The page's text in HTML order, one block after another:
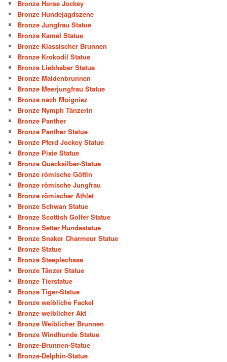
Bronze Horse Jockey
Bronze Hundejagdszene
Bronze Jungfrau Statue
Bronze Kamel Statue
Bronze Klassischer Brunnen
Bronze Krokodil Statue
Bronze Liebhaber Statue
Bronze Maidenbrunnen
Bronze Meerjungfrau Statue
Bronze nach Moigniez
Bronze Nymph Tänzerin
Bronze Panther
Bronze Panther Statue
Bronze Pferd Jockey Statue
Bronze Pixie Statue
Bronze Quecksilber-Statue
Bronze römische Göttin
Bronze römische Jungfrau
Bronze römischer Athlet
Bronze Schwan Statue
Bronze Scottish Golfer Statue
Bronze Setter Hundestatue
Bronze Snaker Charmeur Statue
Bronze Statue
Bronze Steeplechase
Bronze Tänzer Statue
Bronze Tierstatue
Bronze Tiger-Statue
Bronze weibliche Fackel
Bronze weiblicher Akt
Bronze Weiblicher Brunnen
Bronze Windhunde Statue
Bronze-Brunnen-Statue
Bronze-Delphin-Statue